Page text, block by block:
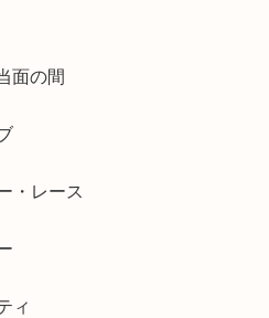
面の間
・レース
ィ